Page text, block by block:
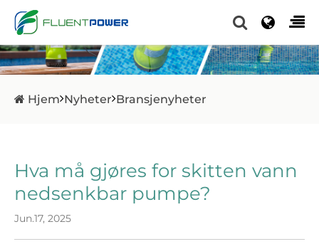
Hjem Nyheter Bransjenyheter
Hva må gjøres for skitten vann
nedsenkbar pumpe?
Jun.17, 2025